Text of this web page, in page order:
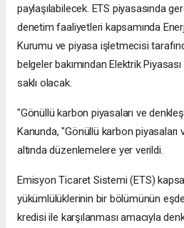
paylaşılabilecek. ETS piyasasında
denetim faaliyetleri kapsamında
Kurumu ve piyasa işletmecisi
belgeler bakımından Elektrik
saklı olacak.
"Gönüllü karbon piyasaları ve
Kanunda, "Gönüllü karbon piyasaları
altında düzenlemelere yer verildi.
Emisyon Ticaret Sistemi (ETS)
yükümlülüklerinin bir bölümünün
kredisi ile karşılanması amacıyla